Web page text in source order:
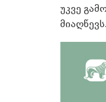
უკვე
მიაღწევს.